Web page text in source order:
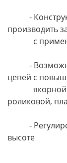
-
производить
с
-
цепей с
якорной
роликовой,
-
высоте